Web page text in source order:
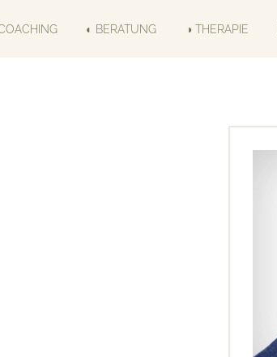
◐ BERATUNG ◑ THERAPIE